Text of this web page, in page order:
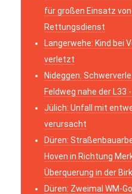
für großen Einsatz
Rettungsdienst
Langerwehe: Kind bei
verletzt
Nideggen:
Feldweg nahe der L33
Jülich: Unfall mit
verursacht
Düren:
Hoven in Richtung
Überquerung in der
Düren: Zweimal WM-